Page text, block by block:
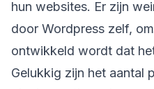
hun websites. Er zijn
door Wordpress zelf,
ontwikkeld wordt dat
Gelukkig zijn het aantal